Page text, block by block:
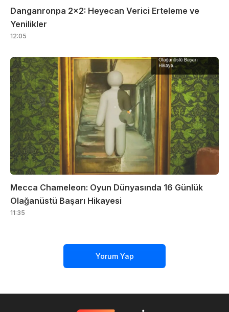
Danganronpa 2×2: Heyecan Verici Erteleme ve
Yenilikler
12:05
Mecca Chameleon: Oyun Dünyasında 16 Günlük
Olağanüstü Başarı Hikayesi
11:35
Yorum Yap